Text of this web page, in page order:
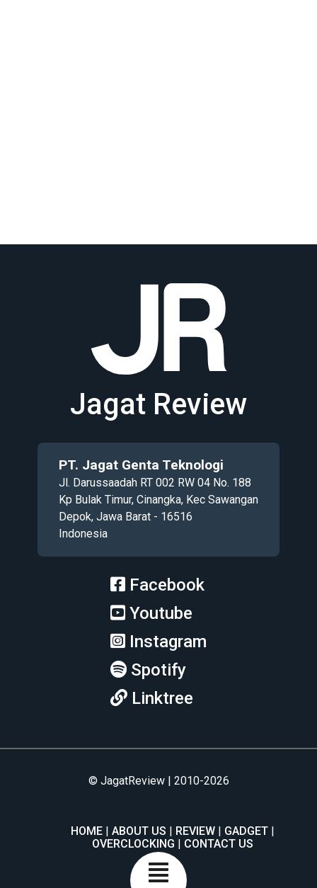
Jagat Review
PT. Jagat Genta Teknologi
Jl. Darussaadah RT 002 RW 04 No. 188
Kp Bulak Timur, Cinangka, Kec Sawangan
Depok, Jawa Barat - 16516
Indonesia
Facebook
Youtube
Instagram
Spotify
Linktree
© JagatReview | 2010-2026
HOME ABOUT US REVIEW
GADGET
OVERCLOCKING
CONTACT US